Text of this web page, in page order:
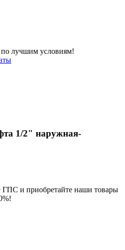
по лучшим условиям!
1/2" наружная-
ГПС и приобретайте наши товары